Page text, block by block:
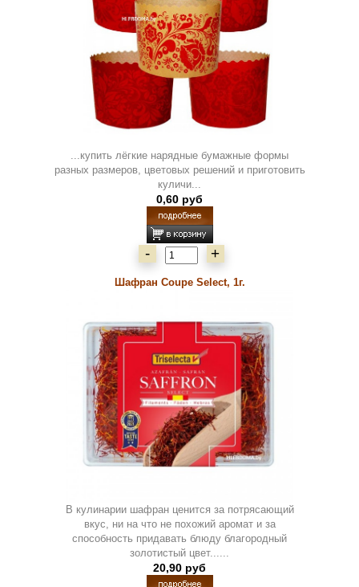
...купить лёгкие нарядные бумажные формы
разных размеров, цветовых решений и приготовить
куличи...
0,60 руб
- +
Шафран Coupe Select, 1г.
В кулинарии шафран ценится за потрясающий
вкус, ни на что не похожий аромат и за
способность придавать блюду благородный
золотистый цвет......
20,90 руб